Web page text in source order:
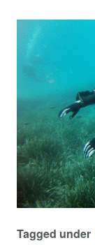
Tagged under